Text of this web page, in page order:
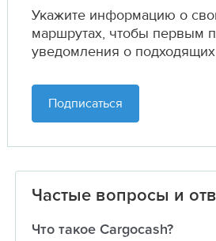
Укажите информацию о
маршрутах, чтобы первым
уведомления о подходящих
Подписаться
Частые вопросы и
Что такое Cargocash?